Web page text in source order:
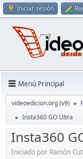
Iniciar sesión
Menú Principal
videoedicion.org (v9) ►
► Insta360 GO Ultra
Insta360
Iniciado por Ramón